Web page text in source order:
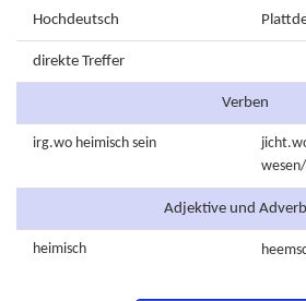
Hochdeutsch
direkte Treffer
Verben
irg.wo heimisch sein
Adjektive und
heimisch